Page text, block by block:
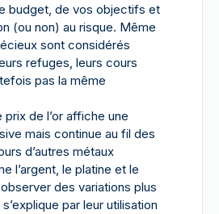
budget, de vos objectifs et
(ou non) au risque. Même
sont considérés
refuges, leurs cours
pas la même
prix de l’or affiche une
mais continue au fil des
d’autres métaux
l’argent, le platine et le
des variations plus
par leur utilisation